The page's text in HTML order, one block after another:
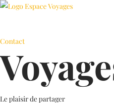
Contact
Le plaisir de partager